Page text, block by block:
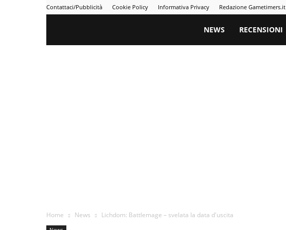
Contattaci/Pubblicità Cookie Policy Informativa Privacy Redazione Gametimers.it
Gametimers
NEWS RECENSIONI
Home News Lichdom: Battlemage – svelata la data d'uscita